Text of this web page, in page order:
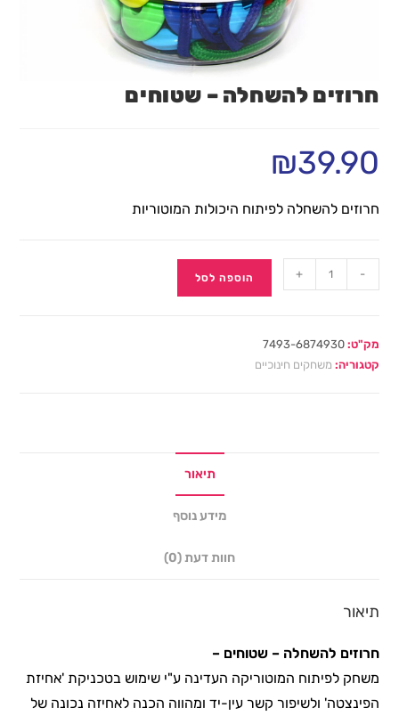
חרוזים להשחלה – שטוחים
₪39.90
חרוזים להשחלה לפיתוח היכולות המוטוריות
-
+ הוספה לסל
מק"ט:7493-6874930
קטגוריה: משחקים חינוכיים
תיאור
מידע נוסף
חוות דעת (0)
תיאור
חרוזים להשחלה – שטוחים –
משחק לפיתוח המוטוריקה העדינה ע"י שימוש בטכניקת 'אחיזת
הפינצטה' ולשיפור קשר עין-יד ומהווה הכנה לאחיזה נכונה של